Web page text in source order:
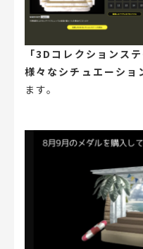
「3Dコレクションス
様々なシチュエーショ
ます。